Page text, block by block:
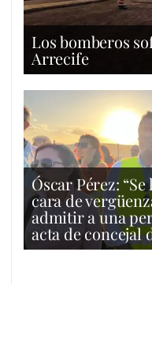
Los bomberos
Arrecife
Óscar Pérez:
cara de
admitir a una
acta de concejal